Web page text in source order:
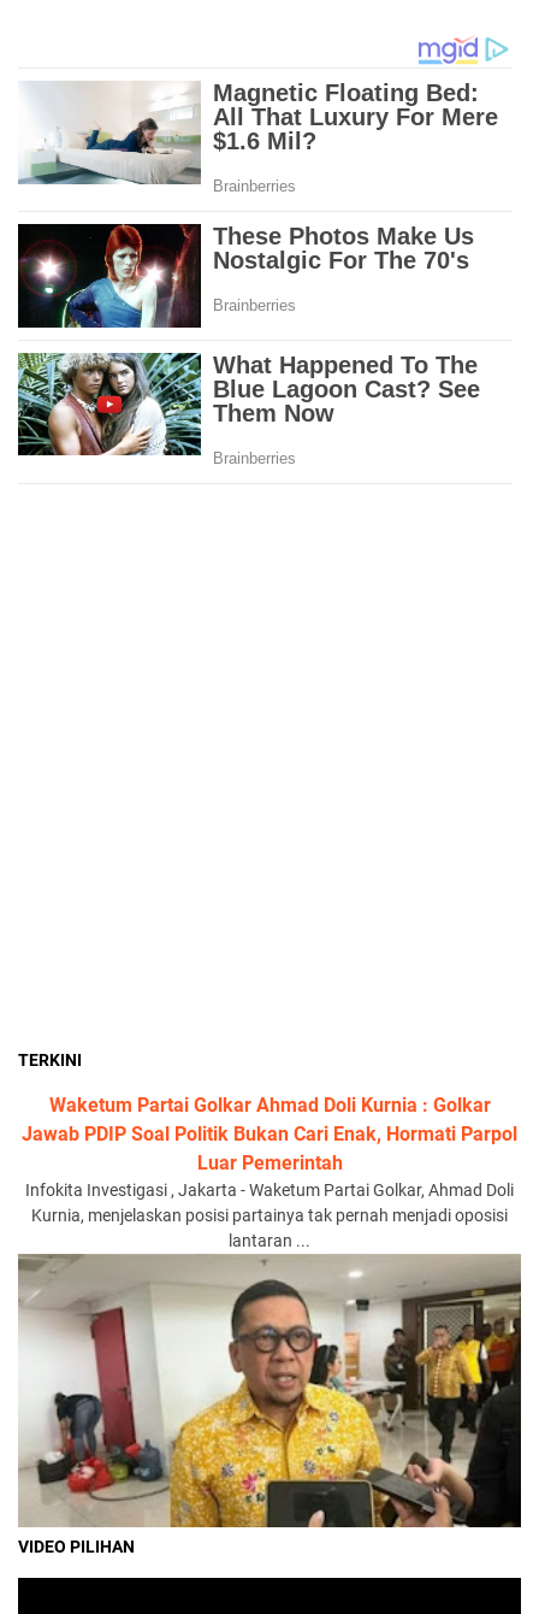
TERKINI
Waketum Partai Golkar Ahmad Doli Kurnia : Golkar
Jawab PDIP Soal Politik Bukan Cari Enak, Hormati Parpol
Luar Pemerintah
Infokita Investigasi , Jakarta - Waketum Partai Golkar, Ahmad Doli
Kurnia, menjelaskan posisi partainya tak pernah menjadi oposisi
lantaran ...
VIDEO PILIHAN